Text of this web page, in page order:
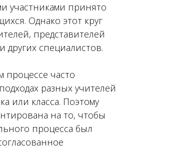
участниками принято
Однако этот круг
представителей
других специалистов.
процессе часто
разных учителей
или класса. Поэтому
на то, чтобы
процесса был